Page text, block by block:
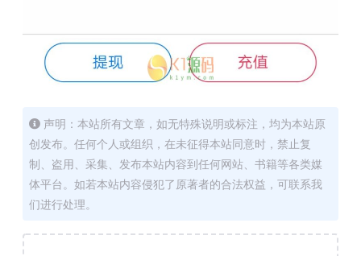
声明：本站所有文章，如无特殊说明或标注，均为本站原
创发布。任何个人或组织，在未征得本站同意时，禁止复
制、盗用、采集、发布本站内容到任何网站、书籍等各类媒
体平台。如若本站内容侵犯了原著者的合法权益，可联系我
们进行处理。